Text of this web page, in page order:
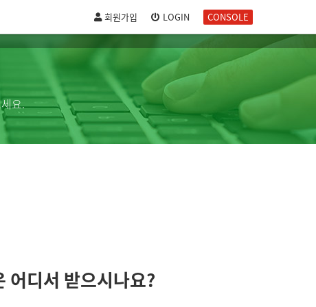
회원가입 LOGIN CONSOLE
요.
어디서 받으시나요?